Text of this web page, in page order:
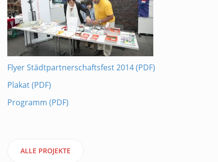
Flyer Städtpartnerschaftsfest 2014 (PDF)
Plakat (PDF)
Programm (PDF)
ALLE PROJEKTE